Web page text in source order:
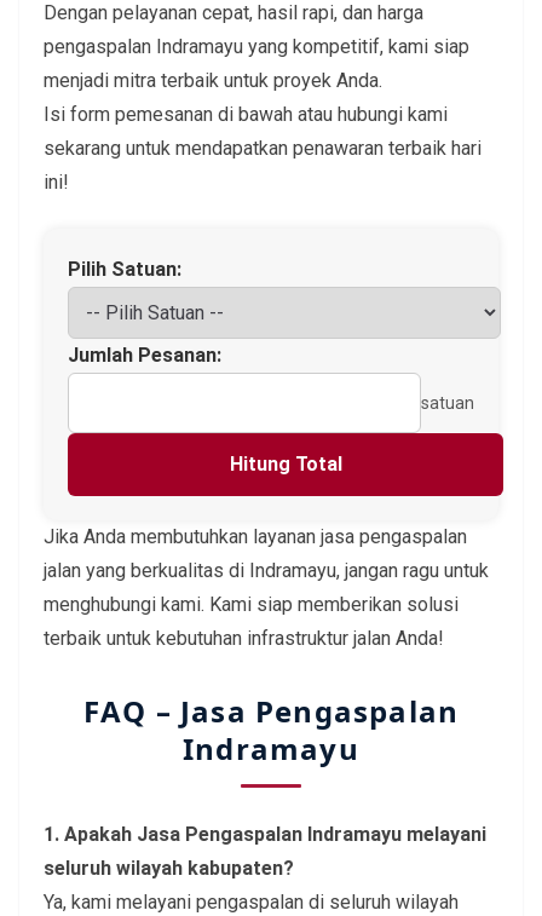
Dengan pelayanan cepat, hasil rapi, dan harga
pengaspalan Indramayu yang kompetitif, kami siap
menjadi mitra terbaik untuk proyek Anda.
Isi form pemesanan di bawah atau hubungi kami
sekarang untuk mendapatkan penawaran terbaik hari
ini!
Pilih Satuan:
Jumlah Pesanan:
satuan
Hitung Total
Jika Anda membutuhkan layanan jasa pengaspalan
jalan yang berkualitas di Indramayu, jangan ragu untuk
menghubungi kami. Kami siap memberikan solusi
terbaik untuk kebutuhan infrastruktur jalan Anda!
FAQ – Jasa Pengaspalan
Indramayu
1. Apakah Jasa Pengaspalan Indramayu melayani
seluruh wilayah kabupaten?
Ya, kami melayani pengaspalan di seluruh wilayah